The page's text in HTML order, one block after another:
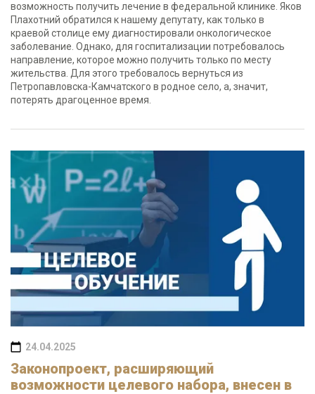
возможность получить лечение в федеральной клинике. Яков
Плахотний обратился к нашему депутату, как только в
краевой столице ему диагностировали онкологическое
заболевание. Однако, для госпитализации потребовалось
направление, которое можно получить только по месту
жительства. Для этого требовалось вернуться из
Петропавловска-Камчатского в родное село, а, значит,
потерять драгоценное время.
24.04.2025
Законопроект, расширяющий
возможности целевого набора, внесен в